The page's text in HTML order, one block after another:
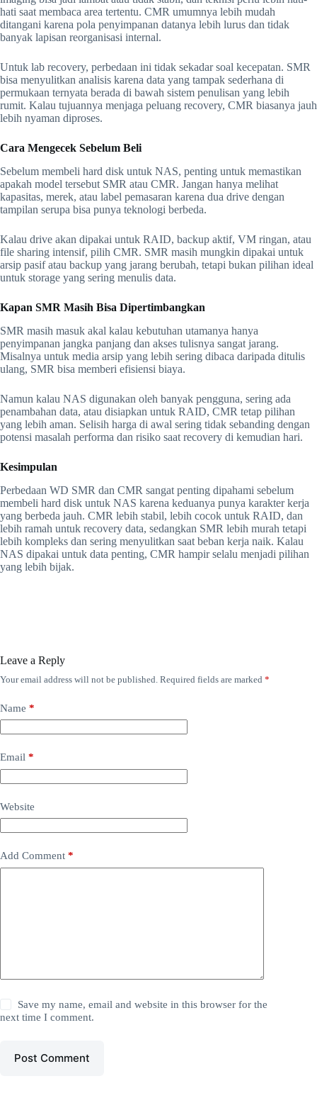
hati saat membaca area tertentu. CMR umumnya lebih mudah
ditangani karena pola penyimpanan datanya lebih lurus dan tidak
banyak lapisan reorganisasi internal.
Untuk lab recovery, perbedaan ini tidak sekadar soal kecepatan. SMR
bisa menyulitkan analisis karena data yang tampak sederhana di
permukaan ternyata berada di bawah sistem penulisan yang lebih
rumit. Kalau tujuannya menjaga peluang recovery, CMR biasanya jauh
lebih nyaman diproses.
Cara Mengecek Sebelum Beli
Sebelum membeli hard disk untuk NAS, penting untuk memastikan
apakah model tersebut SMR atau CMR. Jangan hanya melihat
kapasitas, merek, atau label pemasaran karena dua drive dengan
tampilan serupa bisa punya teknologi berbeda.
Kalau drive akan dipakai untuk RAID, backup aktif, VM ringan, atau
file sharing intensif, pilih CMR. SMR masih mungkin dipakai untuk
arsip pasif atau backup yang jarang berubah, tetapi bukan pilihan ideal
untuk storage yang sering menulis data.
Kapan SMR Masih Bisa Dipertimbangkan
SMR masih masuk akal kalau kebutuhan utamanya hanya
penyimpanan jangka panjang dan akses tulisnya sangat jarang.
Misalnya untuk media arsip yang lebih sering dibaca daripada ditulis
ulang, SMR bisa memberi efisiensi biaya.
Namun kalau NAS digunakan oleh banyak pengguna, sering ada
penambahan data, atau disiapkan untuk RAID, CMR tetap pilihan
yang lebih aman. Selisih harga di awal sering tidak sebanding dengan
potensi masalah performa dan risiko saat recovery di kemudian hari.
Kesimpulan
Perbedaan WD SMR dan CMR sangat penting dipahami sebelum
membeli hard disk untuk NAS karena keduanya punya karakter kerja
yang berbeda jauh. CMR lebih stabil, lebih cocok untuk RAID, dan
lebih ramah untuk recovery data, sedangkan SMR lebih murah tetapi
lebih kompleks dan sering menyulitkan saat beban kerja naik. Kalau
NAS dipakai untuk data penting, CMR hampir selalu menjadi pilihan
yang lebih bijak.
Leave a Reply
Your email address will not be published. Required fields are marked *
Name *
Email *
Website
Add Comment *
Save my name, email and website in this browser for the
next time I comment.
Post Comment